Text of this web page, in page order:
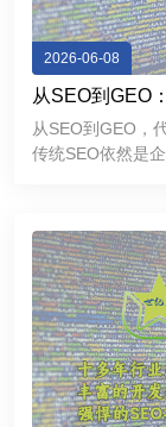
2026-06-08
从SEO到GEO
从SEO到GEO，
传统SEO依然是